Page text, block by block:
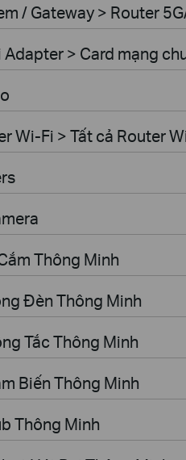
/ Gateway > Router
> Card mạng
Wi-Fi > Tất cả Router
Thông Minh
Đèn Thông Minh
Tắc Thông Minh
Biến Thông Minh
Thông Minh